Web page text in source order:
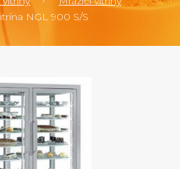
NGL 900 S/S